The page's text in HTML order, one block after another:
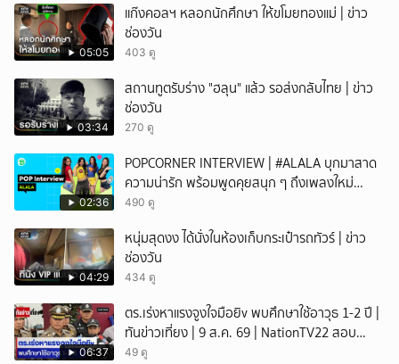
05:05
แก๊งคอลฯ หลอกนักศึกษา ให้ขโมยทองแม่ | ข่าว
ช่องวัน
403 ดู
03:34
สถานทูตรับร่าง "ฮลุน" แล้ว รอส่งกลับไทย | ข่าว
ช่องวัน
270 ดู
02:36
POPCORNER INTERVIEW | #ALALA บุกมาสาด
ความน่ารัก พร้อมพูดคุยสนุก ๆ ถึงเพลงใหม่
'ON&OFF'
490 ดู
04:29
หนุ่มสุดงง ได้นั่งในห้องเก็บกระเป๋ารถทัวร์ | ข่าว
ช่องวัน
434 ดู
06:37
ตร.เร่งหาแรงจูงใจมือยิv พบศึกษาใช้อาวุธ 1-2 ปี |
ทันข่าวเที่ยง | 9 ส.ค. 69 | NationTV22 สอบ
พยานแล้ว 17 ปาก เร่งตรวจมือถือและหลักฐานที่
49 ดู